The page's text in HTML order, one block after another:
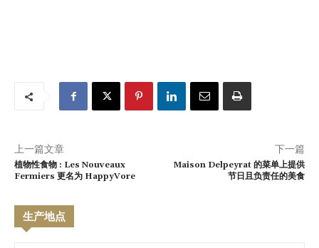
上一篇文章
植物性食物 : Les Nouveaux
Fermiers 更名为 HappyVore
下一篇
Maison Delpeyrat 的菜单上提供
节日且负责任的美食
生产地点